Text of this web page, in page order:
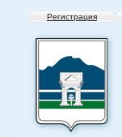
Регистрация